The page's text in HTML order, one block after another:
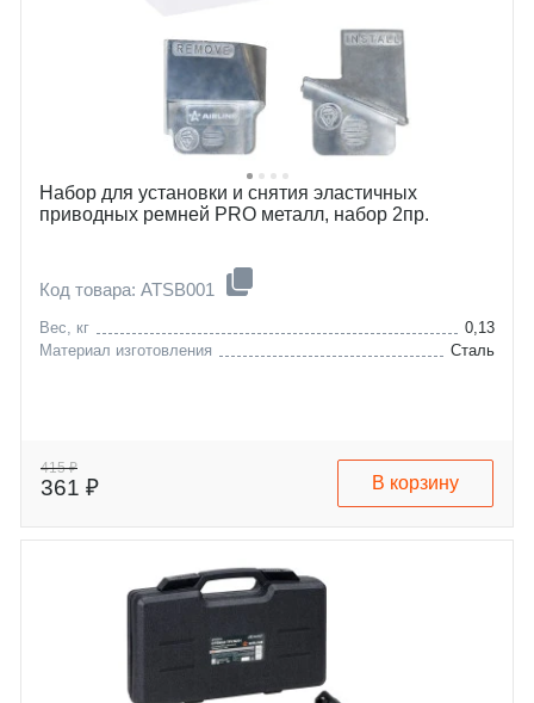
Набор для установки и снятия эластичных
приводных ремней PRO металл, набор 2пр.
Код товара: ATSB001
Вес, кг
0,13
Материал изготовления
Сталь
415 ₽
361 ₽ В корзину